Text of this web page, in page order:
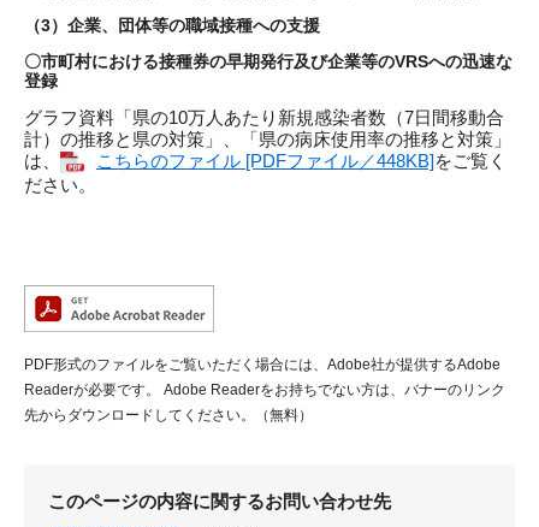
（3）企業、団体等の職域接種への支援
〇市町村における接種券の早期発行及び企業等のVRSへの迅速な
登録
グラフ資料「県の10万人あたり新規感染者数（7日間移動合
計）の推移と県の対策」、「県の病床使用率の推移と対策」
は、
こちらのファイル [PDFファイル／448KB]をご覧く
ださい。
PDF形式のファイルをご覧いただく場合には、Adobe社が提供するAdobe
Readerが必要です。
Adobe Readerをお持ちでない方は、バナーのリンク
先からダウンロードしてください。（無料）
このページの内容に関するお問い合わせ先